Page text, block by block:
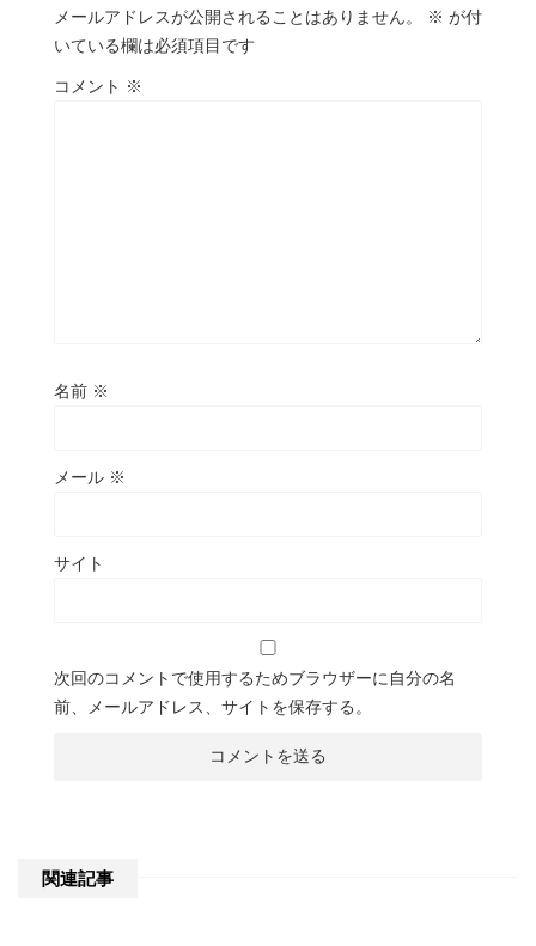
メールアドレスが公開されることはありません。 ※ が付
いている欄は必須項目です
コメント ※
名前 ※
メール ※
サイト
次回のコメントで使用するためブラウザーに自分の名
前、メールアドレス、サイトを保存する。
関連記事